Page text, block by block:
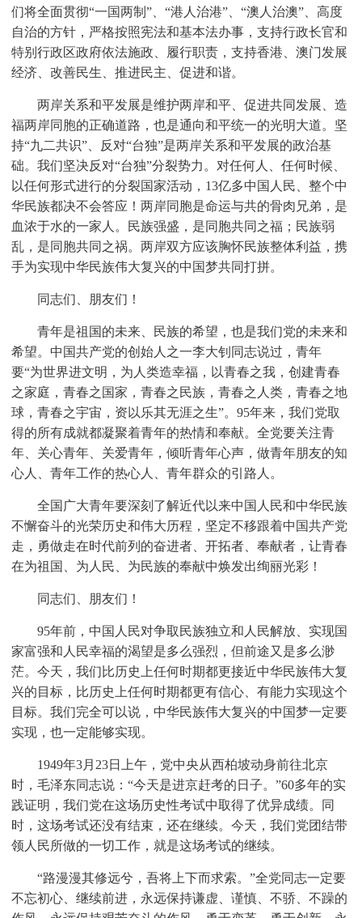
们将全面贯彻“一国两制”、“港人治港”、“澳人治澳”、高度
自治的方针，严格按照宪法和基本法办事，支持行政长官和
特别行政区政府依法施政、履行职责，支持香港、澳门发展
经济、改善民生、推进民主、促进和谐。
两岸关系和平发展是维护两岸和平、促进共同发展、造
福两岸同胞的正确道路，也是通向和平统一的光明大道。坚
持“九二共识”、反对“台独”是两岸关系和平发展的政治基
础。我们坚决反对“台独”分裂势力。对任何人、任何时候、
以任何形式进行的分裂国家活动，13亿多中国人民、整个中
华民族都决不会答应！两岸同胞是命运与共的骨肉兄弟，是
血浓于水的一家人。民族强盛，是同胞共同之福；民族弱
乱，是同胞共同之祸。两岸双方应该胸怀民族整体利益，携
手为实现中华民族伟大复兴的中国梦共同打拼。
同志们、朋友们！
青年是祖国的未来、民族的希望，也是我们党的未来和
希望。中国共产党的创始人之一李大钊同志说过，青年
要“为世界进文明，为人类造幸福，以青春之我，创建青春
之家庭，青春之国家，青春之民族，青春之人类，青春之地
球，青春之宇宙，资以乐其无涯之生”。95年来，我们党取
得的所有成就都凝聚着青年的热情和奉献。全党要关注青
年、关心青年、关爱青年，倾听青年心声，做青年朋友的知
心人、青年工作的热心人、青年群众的引路人。
全国广大青年要深刻了解近代以来中国人民和中华民族
不懈奋斗的光荣历史和伟大历程，坚定不移跟着中国共产党
走，勇做走在时代前列的奋进者、开拓者、奉献者，让青春
在为祖国、为人民、为民族的奉献中焕发出绚丽光彩！
同志们、朋友们！
95年前，中国人民对争取民族独立和人民解放、实现国
家富强和人民幸福的渴望是多么强烈，但前途又是多么渺
茫。今天，我们比历史上任何时期都更接近中华民族伟大复
兴的目标，比历史上任何时期都更有信心、有能力实现这个
目标。我们完全可以说，中华民族伟大复兴的中国梦一定要
实现，也一定能够实现。
1949年3月23日上午，党中央从西柏坡动身前往北京
时，毛泽东同志说：“今天是进京赶考的日子。”60多年的实
践证明，我们党在这场历史性考试中取得了优异成绩。同
时，这场考试还没有结束，还在继续。今天，我们党团结带
领人民所做的一切工作，就是这场考试的继续。
“路漫漫其修远兮，吾将上下而求索。”全党同志一定要
不忘初心、继续前进，永远保持谦虚、谨慎、不骄、不躁的